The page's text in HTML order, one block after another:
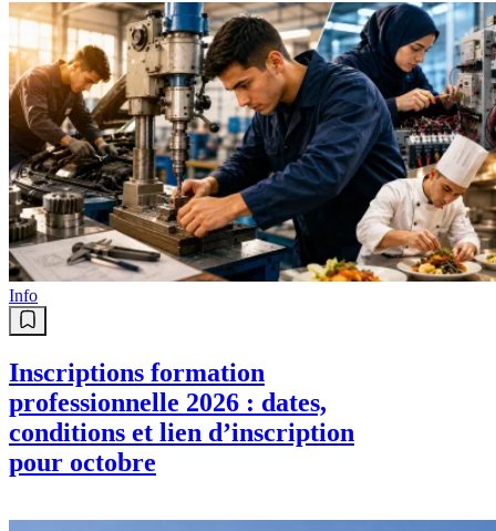
Info
Inscriptions formation
professionnelle 2026 : dates,
conditions et lien d’inscription
pour octobre